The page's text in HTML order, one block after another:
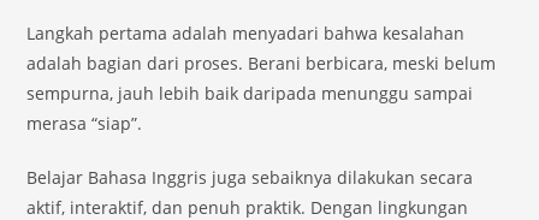
Langkah pertama adalah menyadari bahwa kesalahan
adalah bagian dari proses. Berani berbicara, meski belum
sempurna, jauh lebih baik daripada menunggu sampai
merasa “siap”.
Belajar Bahasa Inggris juga sebaiknya dilakukan secara
aktif, interaktif, dan penuh praktik. Dengan lingkungan